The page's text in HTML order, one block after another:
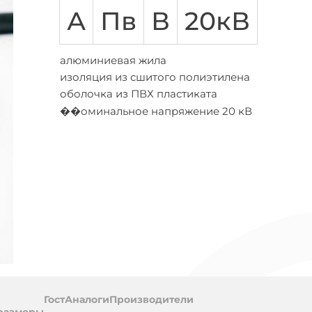
Количество жил
Многожильный
Одножильный
Трехжильные
Предложения
на
А Пв В 20кВ
алюминиевая жила
изоляция из сшитого полиэтилена
оболочка из ПВХ пластиката
��оминальное напряжение 20 кВ
ГостАналогиПроизводители